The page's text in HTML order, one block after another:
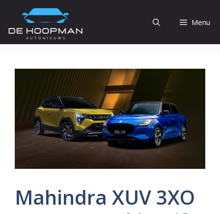
de
inhoud
Menu
Mahindra XUV 3XO